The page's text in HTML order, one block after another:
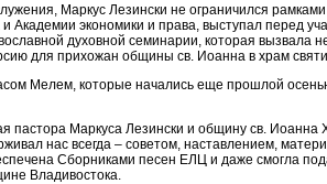
Маркус Лезински не ограничился
и Академии экономики и права, выступал перед
духовной семинарии, которая
для прихожан общины св. Иоанна в храм
Мелем, которые начались еще прошлой
Маркуса Лезински и общину св. Иоанна
нас всегда – советом, наставлением,
Сборниками песен ЕЛЦ и даже смогла
Владивостока.